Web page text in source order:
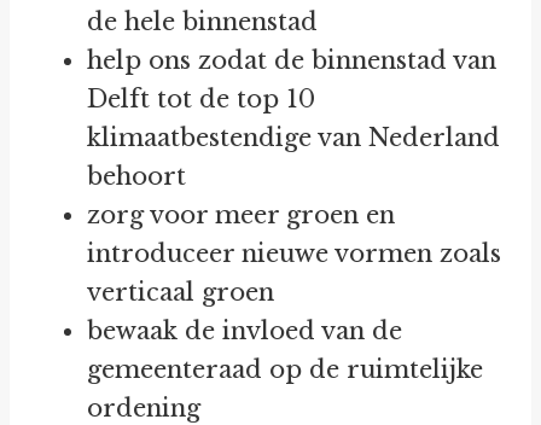
de hele binnenstad
help ons zodat de binnenstad van
Delft tot de top 10
klimaatbestendige van Nederland
behoort
zorg voor meer groen en
introduceer nieuwe vormen zoals
verticaal groen
bewaak de invloed van de
gemeenteraad op de ruimtelijke
ordening